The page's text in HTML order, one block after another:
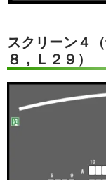
スクリーン４
８，Ｌ２９）